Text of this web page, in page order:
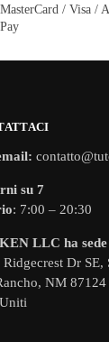
MasterCard / Visa /
Pay
su 7
: 7:00 – 20:30
LLC ha
Dr SE,
NM 87124